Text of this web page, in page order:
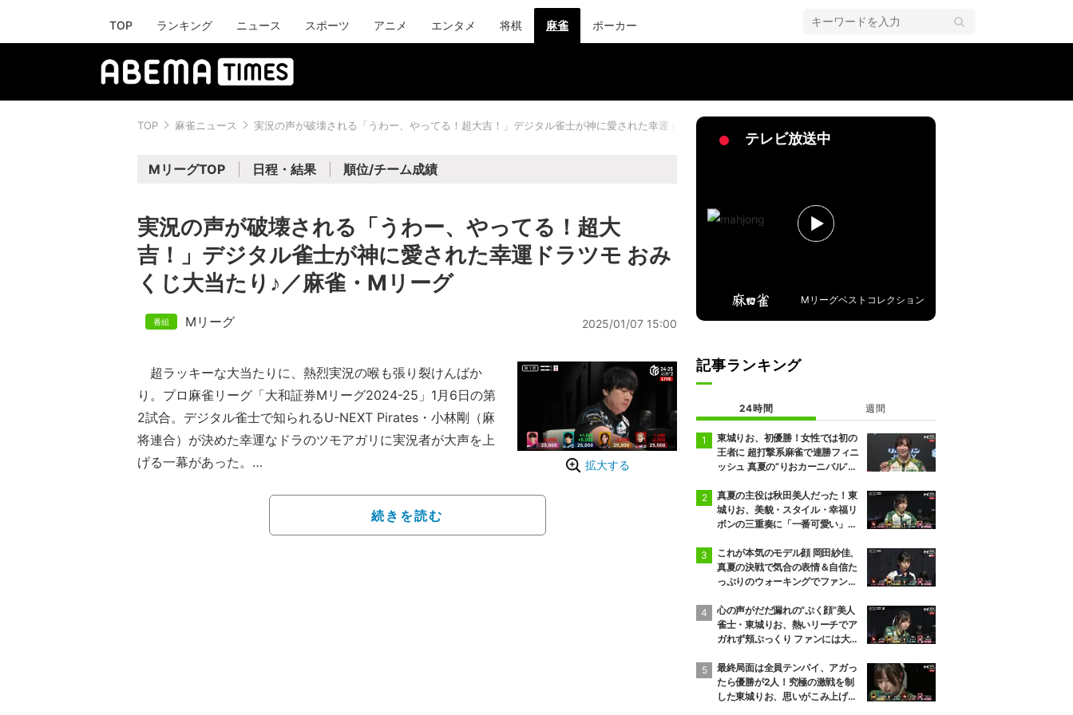
TOP ランキング ニュース スポーツ アニメ エンタメ 将棋 麻雀 ポーカー
TOP 麻雀ニュース 実況の声が破壊される「うわー、やってる！超大吉！」デジタル雀士が神に愛された幸運ドラツモ おみくじ大当たり♪／麻雀・Mリーグ
MリーグTOP 日程・結果 順位/チーム成績
実況の声が破壊される「うわー、やってる！超大
吉！」デジタル雀士が神に愛された幸運ドラツモ おみ
くじ大当たり♪／麻雀・Mリーグ
Mリーグ 2025/01/07 15:00
拡大する
超ラッキーな大当たりに、熱烈実況の喉も張り裂けんばか
り。プロ麻雀リーグ「大和証券Mリーグ2024-25」1月6日の第
2試合。デジタル雀士で知られるU-NEXT Pirates・小林剛（麻
将連合）が決めた幸運なドラのツモアガリに実況者が大声を上
げる一幕があった。
ぶつかったのはセガサミーフェニックス・茅森早香（最高位
戦）で、8索をポン、七万をチーしてカン四万待ちのテンパ
続きを読む
テレビ放送中
Mリーグベストコレクション
記事ランキング
24時間 週間
東城りお、初優勝！女性では初の
王者に 超打撃系麻雀で連勝フィニ
ッシュ 真夏の“りおカーニバル”が
ト
真夏の主役は秋田美人だった！東
城りお、美貌・スタイル・幸福リ
ボンの三重奏に「一番可愛い」の
これが本気のモデル顔 岡田紗佳、
真夏の決戦で気合の表情＆自信た
っぷりのウォーキングでファン魅
やろww」／麻雀・Mトーナメン
ト
心の声がだだ漏れの“ぷく顔”美人
雀士・東城りお、熱いリーチでア
ガれず頬ぷっくり ファンには大好
らない」／麻雀・Mトーナメント
最終局面は全員テンパイ、アガっ
たら優勝が2人！究極の激戦を制
した東城りお、思いがこみ上げる